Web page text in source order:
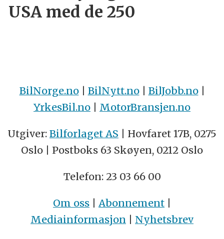
USA med de 250
BilNorge.no| BilNytt.no| BilJobb.no|
YrkesBil.no
MotorBransjen.no
Utgiver: Bilforlaget AS | Hovfaret 17B, 0275
Oslo | Postboks 63 Skøyen, 0212 Oslo
Telefon: 23 03 66 00
Om oss | Abonnement |
Mediainformasjon | Nyhetsbrev